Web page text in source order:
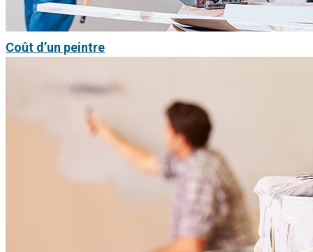
Coût d’un peintre